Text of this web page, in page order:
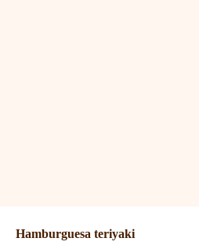
Hamburguesa teriyaki